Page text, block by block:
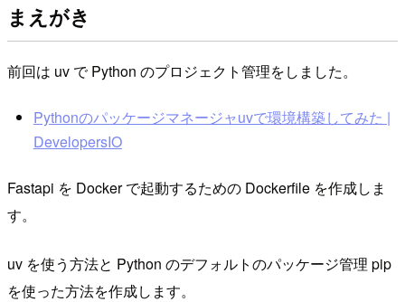
まえがき
前回は uv で Python のプロジェクト管理をしました。
Pythonのパッケージマネージャuvで環境構築してみた |
DevelopersIO
Fastapi を Docker で起動するための Dockerfile を作成しま
す。
uv を使う方法と Python のデフォルトのパッケージ管理 pip
を使った方法を作成します。